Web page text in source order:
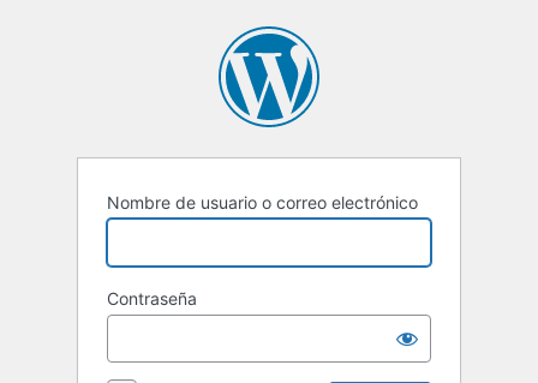
Nombre de usuario o correo electrónico
Contraseña